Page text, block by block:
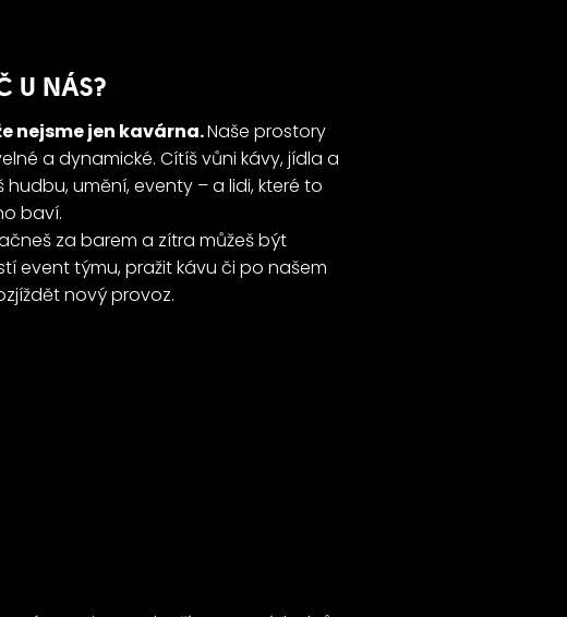
U NÁS?
nejsme jen kavárna.Naše prostory
a dynamické. Cítíš vůni kávy, jídla a
hudbu, umění, eventy – a lidi, které to
baví.
za barem a zítra můžeš být
event týmu, pražit kávu či po našem
nový provoz.